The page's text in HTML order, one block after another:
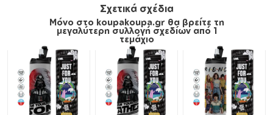
Σχετικά σχέδια
Μόνο στο koupakoupa.gr θα βρείτε τη
μεγαλύτερη συλλογή σχεδίων από 1
τεμάχιο